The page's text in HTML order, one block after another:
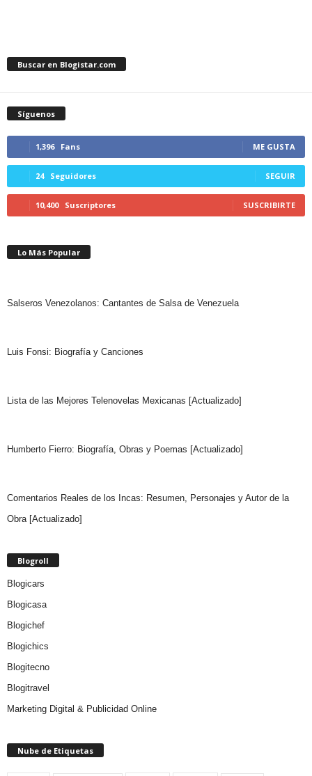
Buscar en Blogistar.com
Síguenos
1,396 Fans ME GUSTA
24 Seguidores SEGUIR
10,400 Suscriptores SUSCRIBIRTE
Lo Más Popular
Salseros Venezolanos: Cantantes de Salsa de Venezuela
Luis Fonsi: Biografía y Canciones
Lista de las Mejores Telenovelas Mexicanas [Actualizado]
Humberto Fierro: Biografía, Obras y Poemas [Actualizado]
Comentarios Reales de los Incas: Resumen, Personajes y Autor de la
Obra [Actualizado]
Blogroll
Blogicars
Blogicasa
Blogichef
Blogichics
Blogitecno
Blogitravel
Marketing Digital & Publicidad Online
Nube de Etiquetas